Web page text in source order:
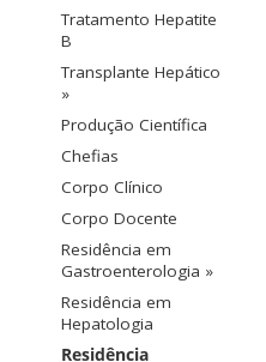
Tratamento Hepatite
B
Transplante Hepático
»
Produção Científica
Chefias
Corpo Clínico
Corpo Docente
Residência em
Gastroenterologia »
Residência em
Hepatologia
Residência